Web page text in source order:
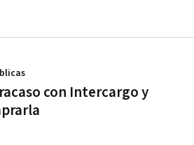
con Intercargo y